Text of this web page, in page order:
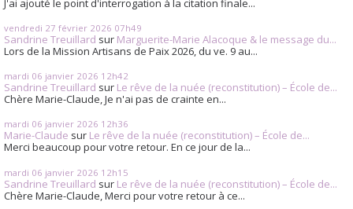
vendredi 27 février 2026 07h49
Sandrine Treuillard sur Marguerite-Marie Alacoque & le message du...
Lors de la Mission Artisans de Paix 2026, du ve. 9 au...
mardi 06 janvier 2026 12h42
Sandrine Treuillard sur Le rêve de la nuée (reconstitution) – École de...
Chère Marie-Claude, Je n'ai pas de crainte en...
mardi 06 janvier 2026 12h36
Marie-Claude sur Le rêve de la nuée (reconstitution) – École de...
Merci beaucoup pour votre retour. En ce jour de la...
mardi 06 janvier 2026 12h15
Sandrine Treuillard sur Le rêve de la nuée (reconstitution) – École de...
Chère Marie-Claude, Merci pour votre retour à ce...